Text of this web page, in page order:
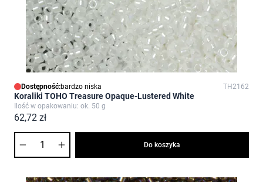
Dostępność:bardzo niska TH2162
Koraliki TOHO Treasure Opaque-Lustered White
Ilość w opakowaniu: ok. 50 g
62,72 zł
Do koszyka